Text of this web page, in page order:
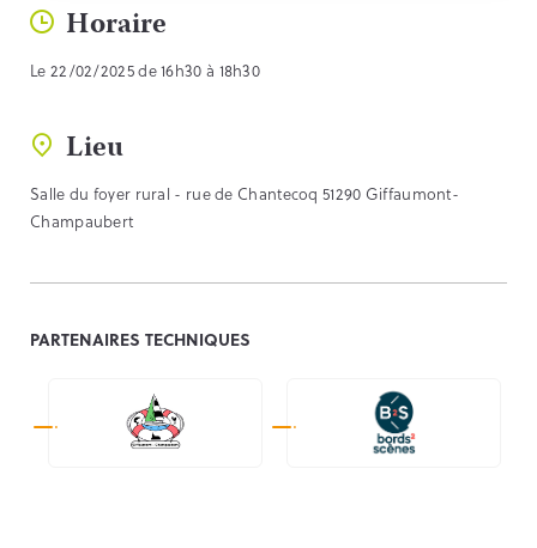
Horaire
Le 22/02/2025 de 16h30 à 18h30
Lieu
Salle du foyer rural - rue de Chantecoq 51290 Giffaumont-
Champaubert
PARTENAIRES TECHNIQUES